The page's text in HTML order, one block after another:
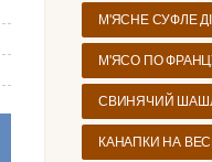
М'ЯСНЕ СУФЛЕ
М'ЯСО ПО
СВИНЯЧИЙ
КАНАПКИ НА